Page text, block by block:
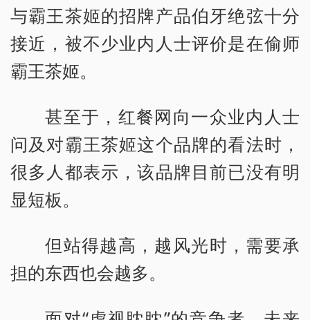
与霸王茶姬的招牌产品伯牙绝弦十分
接近，被不少业内人士评价是在偷师
霸王茶姬。
甚至于，红餐网向一众业内人士
问及对霸王茶姬这个品牌的看法时，
很多人都表示，该品牌目前已没有明
显短板。
但站得越高，越风光时，需要承
担的东西也会越多。